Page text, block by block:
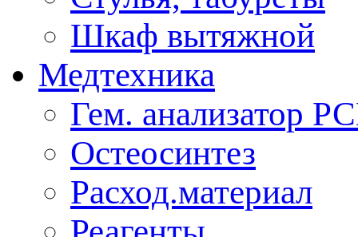
Шкаф вытяжной
Медтехника
Гем. анализатор
Остеосинтез
Расход.материал